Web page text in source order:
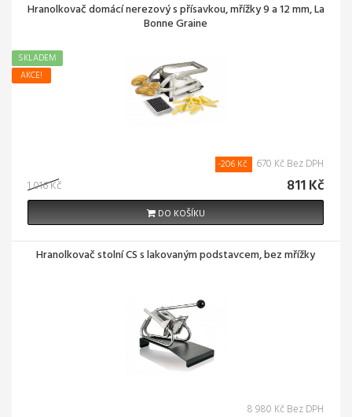
Hranolkovač domácí nerezový s přísavkou, mřížky 9 a 12 mm, La
Bonne Graine
AKCE!
SKLADEM
1 016 Kč
-206 Kč 670 Kč Bez DPH
811 Kč
DO KOŠÍKU
Hranolkovač stolní CS s lakovaným podstavcem, bez mřížky
8 980 Kč Bez DPH